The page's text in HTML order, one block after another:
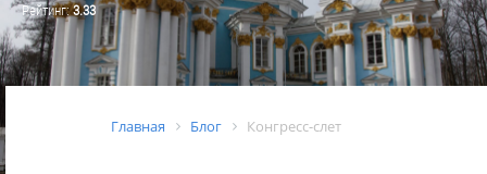
Рейтинг:3.33
Главная Блог Конгресс-слет